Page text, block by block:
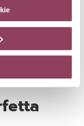
l’apposito
del sito in
di cicatrizzazione.
che permettono di
pelle.